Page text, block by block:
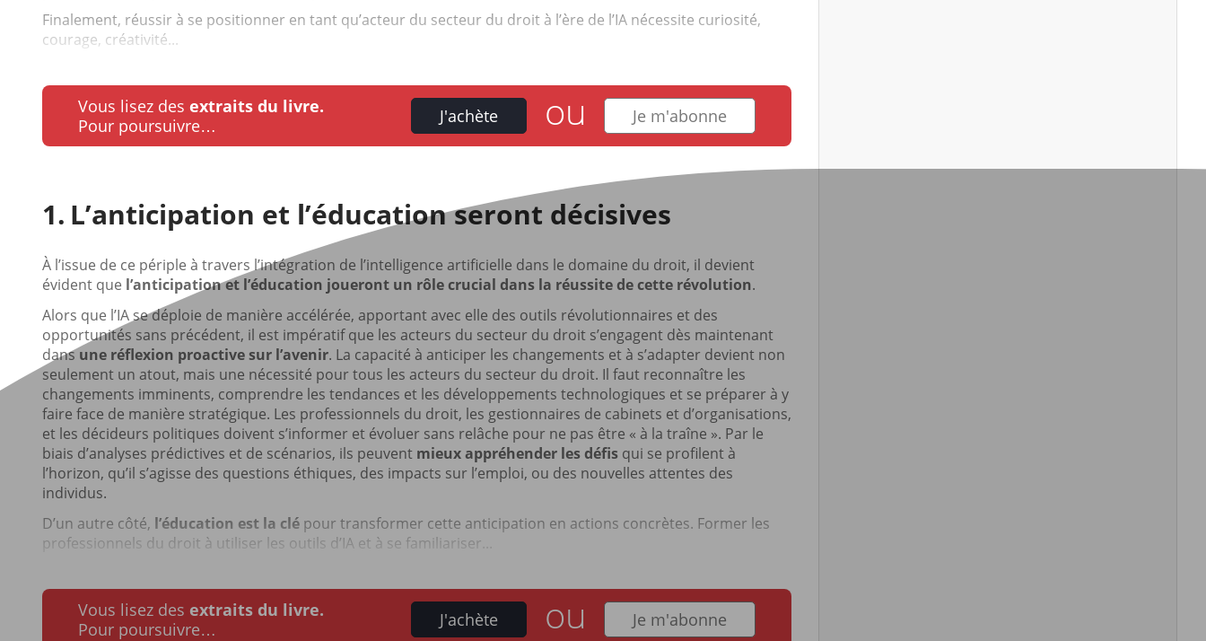
Finalement, réussir à se positionner en tant qu’acteur du secteur du droit à l’ère de l’IA nécessite curiosité,
courage, créativité...
Vous lisez des extraits du livre.
Pour poursuivre…
J'achète ou Je m'abonne
L’anticipation et l’éducation seront décisives
À l’issue de ce périple à travers l’intégration de l’intelligence artificielle dans le domaine du droit, il devient
évident que l’anticipation et l’éducation joueront un rôle crucial dans la réussite de cette révolution.
Alors que l’IA se déploie de manière accélérée, apportant avec elle des outils révolutionnaires et des
opportunités sans précédent, il est impératif que les acteurs du secteur du droit s’engagent dès maintenant
dansune réflexion proactive sur l’avenir. La capacité à anticiper les changements et à s’adapter devient non
seulement un atout, mais une nécessité pour tous les acteurs du secteur du droit. Il faut reconnaître les
changements imminents, comprendre les tendances et les développements technologiques et se préparer à y
faire face de manière stratégique. Les professionnels du droit, les gestionnaires de cabinets et d’organisations,
et les décideurs politiques doivent s’informer et évoluer sans relâche pour ne pas être « à la traîne ». Par le
biais d’analyses prédictives et de scénarios, ils peuvent mieux appréhender les défis qui se profilent à
l’horizon, qu’il s’agisse des questions éthiques, des impacts sur l’emploi, ou des nouvelles attentes des
individus.
D’un autre côté, l’éducation est la clé pour transformer cette anticipation en actions concrètes. Former les
professionnels du droit à utiliser les outils d’IA et à se familiariser...
Vous lisez des extraits du livre.
Pour poursuivre…
J'achète ou Je m'abonne